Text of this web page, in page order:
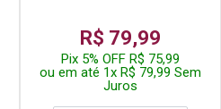
R$ 79,99
Pix 5% OFF R$ 75,99
ou em até 1x R$ 79,99 Sem
Juros